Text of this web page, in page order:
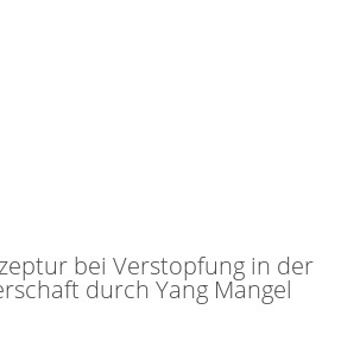
bei Verstopfung in der
durch Yang Mangel